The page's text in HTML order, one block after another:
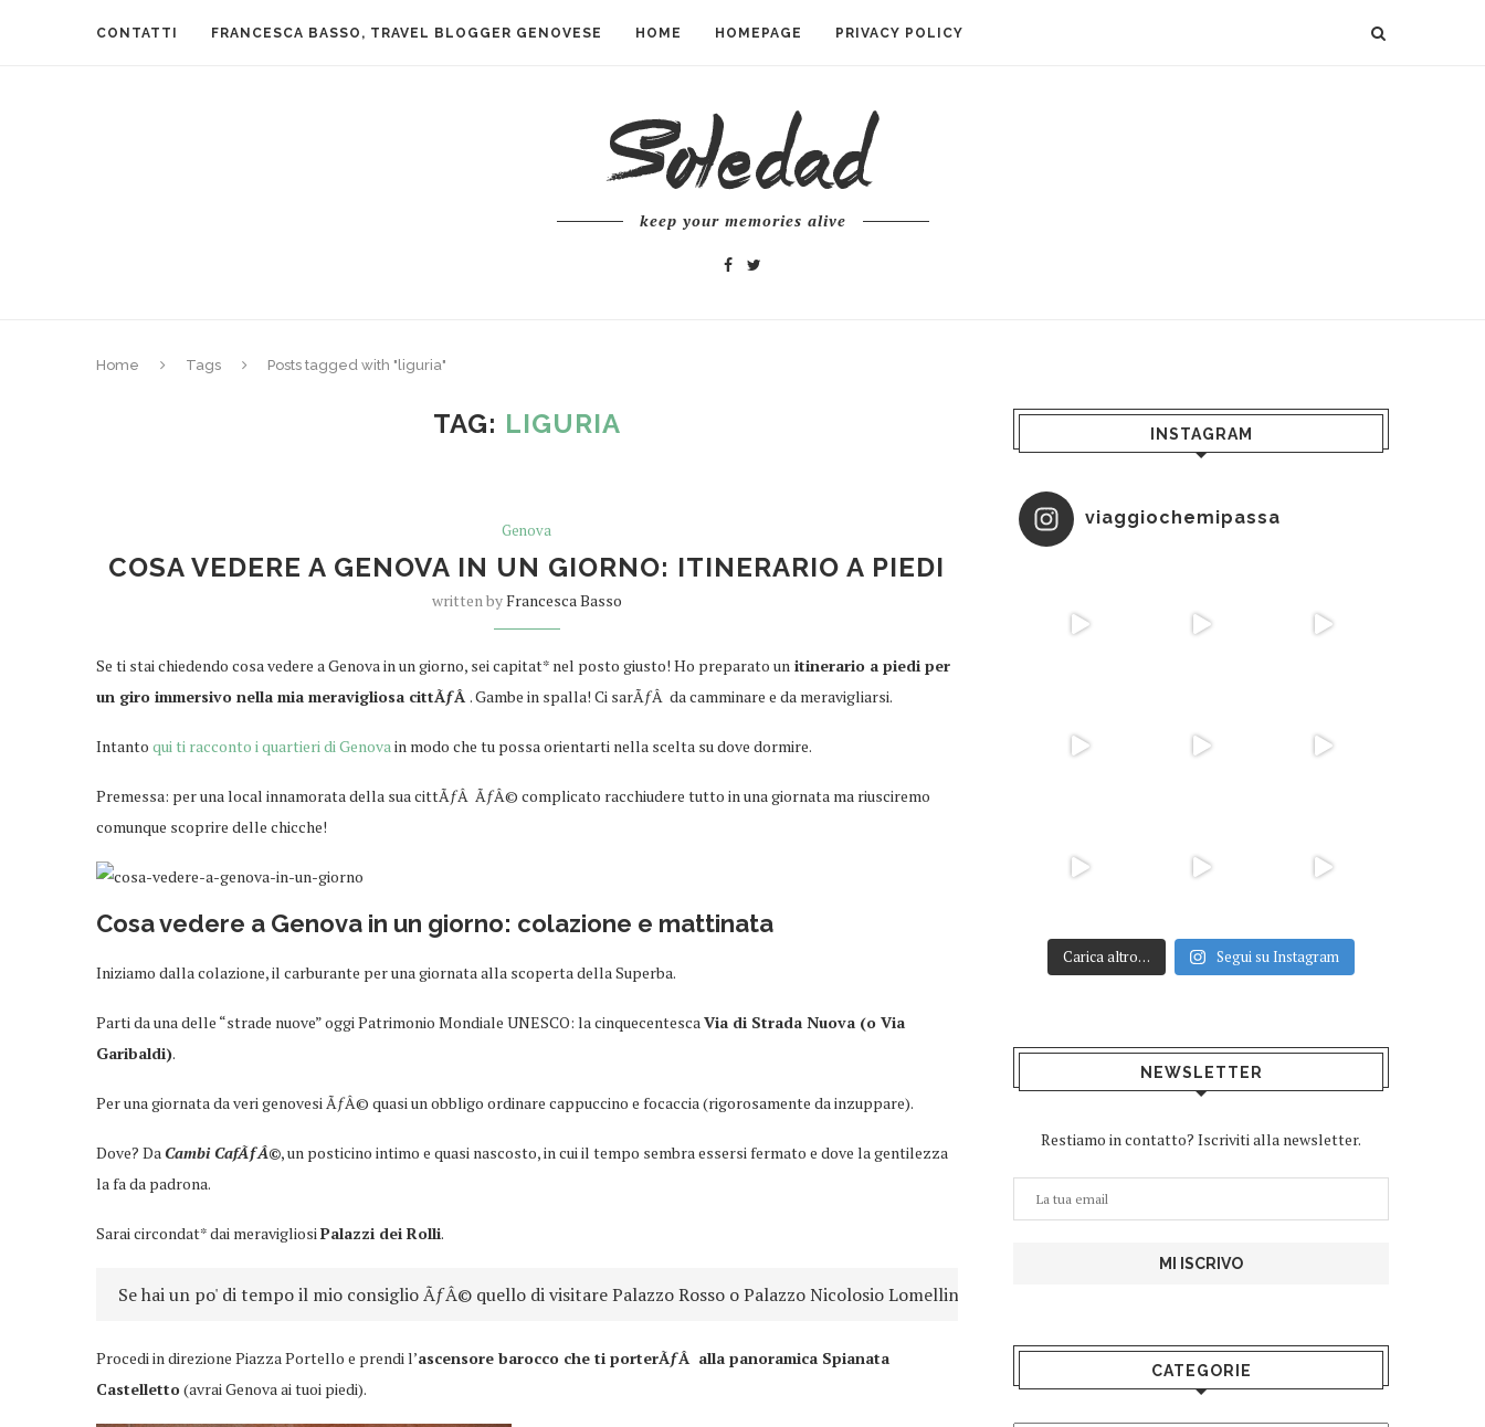
CONTATTI FRANCESCA BASSO, TRAVEL BLOGGER GENOVESE HOME HOMEPAGE PRIVACY POLICY
keep your memories alive
Home Tags Posts tagged with "liguria"
TAG: LIGURIA
Genova
COSA VEDERE A GENOVA IN UN GIORNO: ITINERARIO A PIEDI
written byFrancesca Basso
Se ti stai chiedendo cosa vedere a Genova in un giorno, sei capitat* nel posto giusto! Ho preparato un itinerario a piedi per
un giro immersivo nella mia meravigliosa cittÃƒÂ. Gambe in spalla! Ci sarÃƒÂ da camminare e da meravigliarsi.
Intanto qui ti racconto i quartieri di Genovain modo che tu possa orientarti nella scelta su dove dormire.
Premessa: per una local innamorata della sua cittÃƒÂ ÃƒÂ© complicato racchiudere tutto in una giornata ma riusciremo
comunque scoprire delle chicche!
Cosa vedere a Genova in un giorno: colazione e mattinata
Iniziamo dalla colazione, il carburante per una giornata alla scoperta della Superba.
Parti da una delle “strade nuove” oggi Patrimonio Mondiale UNESCO: la cinquecentescaVia di Strada Nuova (o Via
Garibaldi).
Per una giornata da veri genovesi ÃƒÂ© quasi un obbligo ordinare cappuccino e focaccia (rigorosamente da inzuppare).
Dove? DaCambi CafÃƒÂ©, un posticino intimo e quasi nascosto, in cui il tempo sembra essersi fermato e dove la gentilezza
la fa da padrona.
Sarai circondat* dai meravigliosiPalazzi dei Rolli.
Se hai un po' di tempo il mio consiglio ÃƒÂ© quello di visitare Palazzo Rosso o Palazzo Nicolosio Lomellino
Procedi in direzione Piazza Portello e prendi l’ascensore barocco che ti porterÃƒÂ alla panoramica Spianata
Castelletto(avrai Genova ai tuoi piedi).
INSTAGRAM
viaggiochemipassa
Carica altro… Segui su Instagram
NEWSLETTER
Restiamo in contatto? Iscriviti alla newsletter.
CATEGORIE